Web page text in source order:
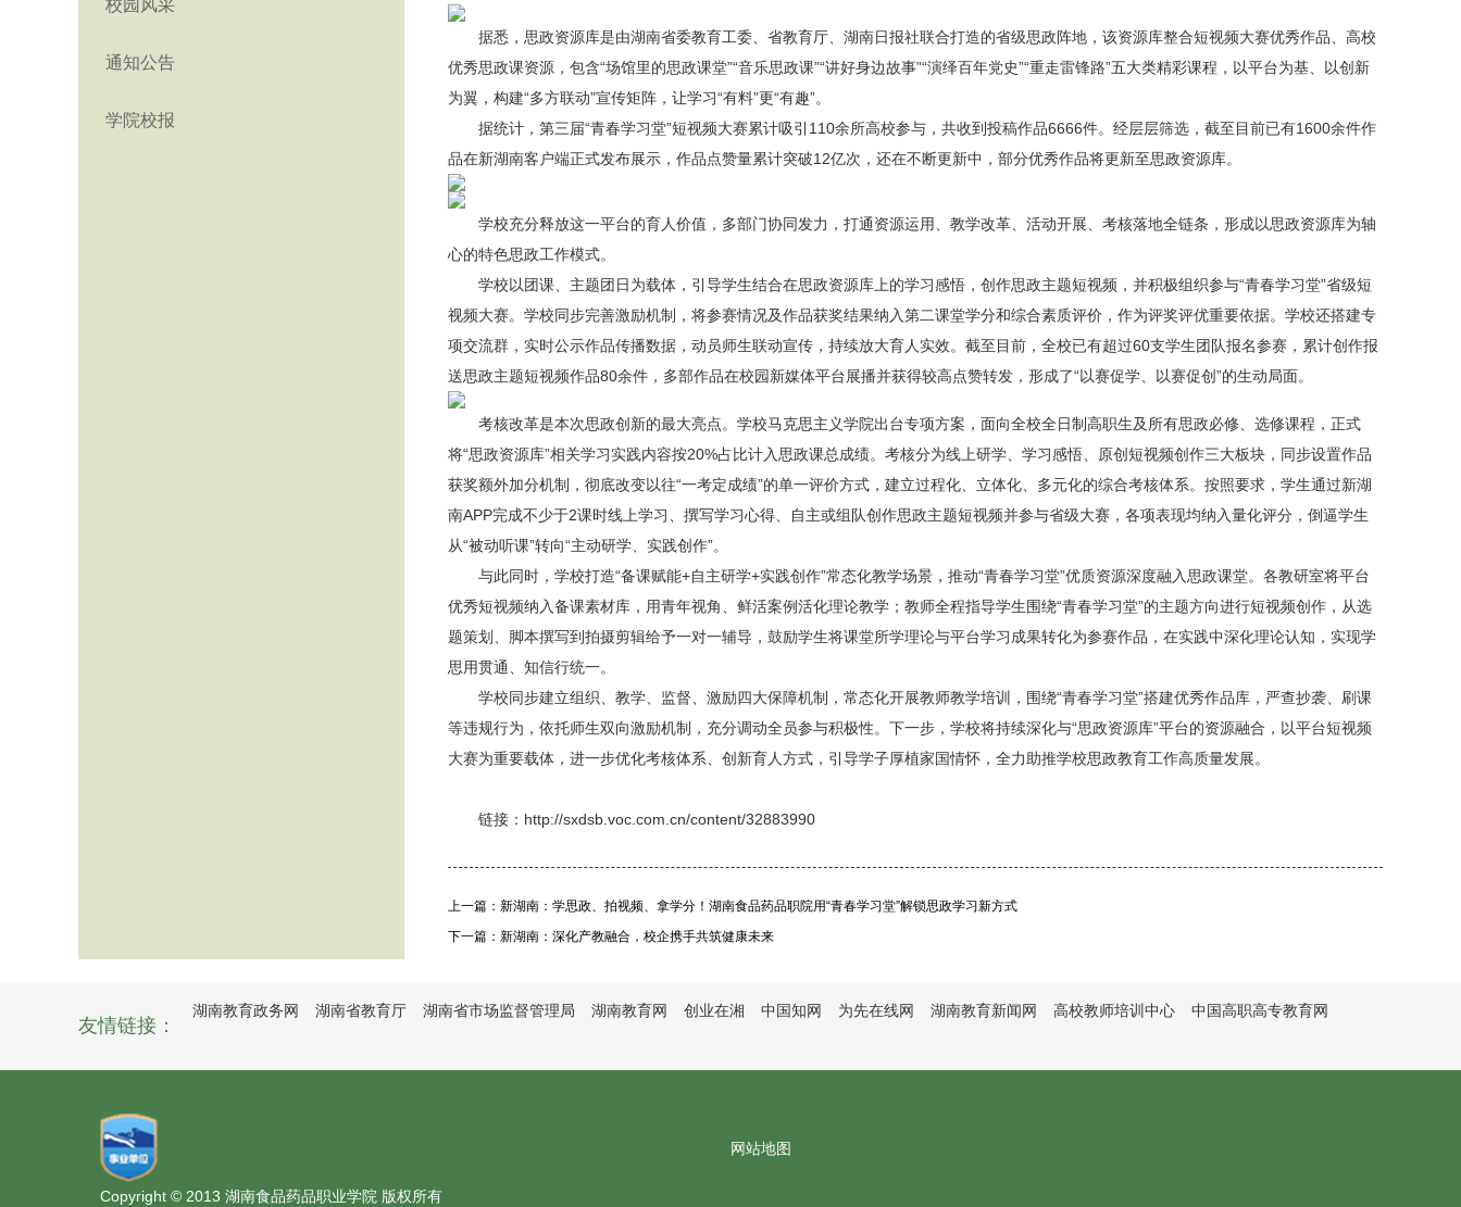
校园风采
通知公告
学院校报
据悉，思政资源库是由湖南省委教育工委、省教育厅、湖南日报社联合打造的省级思政阵地，该资源库整合短视频大赛优秀作品、高校
优秀思政课资源，包含“场馆里的思政课堂”“音乐思政课”“讲好身边故事”“演绎百年党史”“重走雷锋路”五大类精彩课程，以平台为基、以创新
为翼，构建“多方联动”宣传矩阵，让学习“有料”更“有趣”。
据统计， 第三届“青春学习堂”短视频大赛累计吸引110余所高校参与，共收到投稿作品6666件。经层层筛选，截至目前已有1600余件作
品在新湖南客户端正式发布展示，作品点赞量累计突破12亿次，还在不断更新中，部分优秀作品将更新至思政资源库。
学校充分释放这一平台的育人价值，多部门协同发力，打通资源运用、教学改革、活动开展、考核落地全链条，形成以思政资源库为轴
心的特色思政工作模式。
学校以团课、主题团日为载体，引导学生结合在思政资源库上的学习感悟，创作思政主题短视频，并积极组织参与“青春学习堂”省级短
视频大赛。学校同步完善激励机制，将参赛情况及作品获奖结果纳入第二课堂学分和综合素质评价，作为评奖评优重要依据。学校还搭建专
项交流群，实时公示作品传播数据，动员师生联动宣传，持续放大育人实效。截至目前，全校已有超过60支学生团队报名参赛，累计创作报
送思政主题短视频作品80余件，多部作品在校园新媒体平台展播并获得较高点赞转发，形成了“以赛促学、以赛促创”的生动局面。
考核改革是本次思政创新的最大亮点。学校马克思主义学院出台专项方案，面向全校全日制高职生及所有思政必修、选修课程，正式
将“思政资源库”相关学习实践内容按20%占比计入思政课总成绩。考核分为线上研学、学习感悟、原创短视频创作三大板块，同步设置作品
获奖额外加分机制，彻底改变以往“一考定成绩”的单一评价方式，建立过程化、立体化、多元化的综合考核体系。按照要求，学生通过新湖
南APP完成不少于2课时线上学习、撰写学习心得、自主或组队创作思政主题短视频并参与省级大赛，各项表现均纳入量化评分，倒逼学生
从“被动听课”转向“主动研学、实践创作”。
与此同时，学校打造“备课赋能+自主研学+实践创作”常态化教学场景，推动“青春学习堂”优质资源深度融入思政课堂。各教研室将平台
优秀短视频纳入备课素材库，用青年视角、鲜活案例活化理论教学；教师全程指导学生围绕“青春学习堂”的主题方向进行短视频创作，从选
题策划、脚本撰写到拍摄剪辑给予一对一辅导，鼓励学生将课堂所学理论与平台学习成果转化为参赛作品，在实践中深化理论认知，实现学
思用贯通、知信行统一。
学校同步建立组织、教学、监督、激励四大保障机制，常态化开展教师教学培训，围绕“青春学习堂”搭建优秀作品库，严查抄袭、刷课
等违规行为，依托师生双向激励机制，充分调动全员参与积极性。下一步，学校将持续深化与“思政资源库”平台的资源融合，以平台短视频
大赛为重要载体，进一步优化考核体系、创新育人方式，引导学子厚植家国情怀，全力助推学校思政教育工作高质量发展。
链接：http://sxdsb.voc.com.cn/content/32883990
上一篇：新湖南：学思政、拍视频、拿学分！湖南食品药品职院用“青春学习堂”解锁思政学习新方式
下一篇：新湖南：深化产教融合，校企携手共筑健康未来
友情链接：
湖南教育政务网 湖南省教育厅 湖南省市场监督管理局 湖南教育网 创业在湘 中国知网 为先在线网 湖南教育新闻网 高校教师培训中心 中国高职高专教育网
Copyright © 2013 湖南食品药品职业学院 版权所有
网站地图